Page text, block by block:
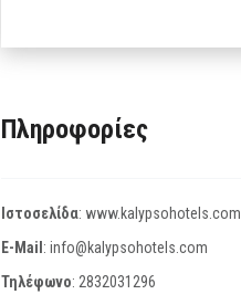
Πληροφορίες
Ιστοσελίδα: www.kalypsohotels.com
E-Mail : info@kalypsohotels.com
Τηλέφωνο: 2832031296